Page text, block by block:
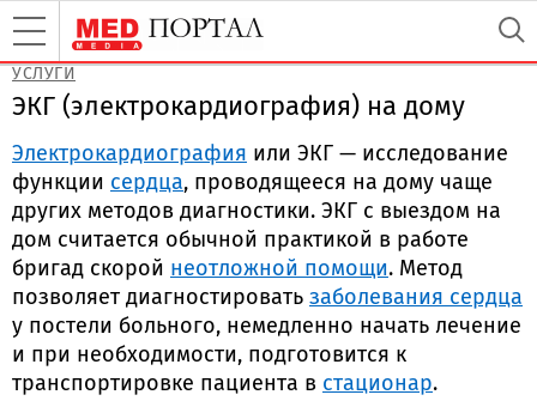
УСЛУГИ
ЭКГ (электрокардиография) на дому
Электрокардиография или ЭКГ — исследование
функции сердца, проводящееся на дому чаще
других методов диагностики. ЭКГ с выездом на
дом считается обычной практикой в работе
бригад скорой неотложной помощи. Метод
позволяет диагностировать заболевания сердца
у постели больного, немедленно начать лечение
и при необходимости, подготовится к
транспортировке пациента в стационар.